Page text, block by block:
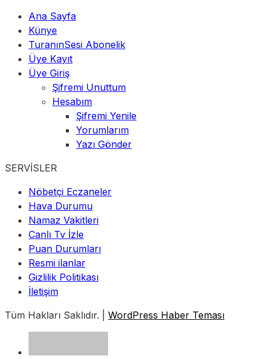
Ana Sayfa
Künye
TuranınSesi Abonelik
Üye Kayıt
Üye Giriş
Şifremi Unuttum
Hesabım
Şifremi Yenile
Yorumlarım
Yazı Gönder
SERVİSLER
Nöbetçi Eczaneler
Hava Durumu
Namaz Vakitleri
Canlı Tv İzle
Puan Durumları
Resmi ilanlar
Gizlilik Politikası
İletişim
Tüm Hakları Saklıdır. | WordPress Haber Teması